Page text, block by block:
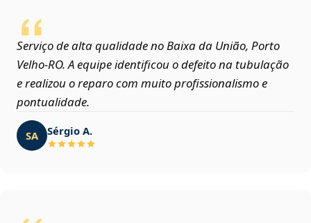
Serviço de alta qualidade no Baixa da União, Porto
Velho‑RO. A equipe identificou o defeito na tubulação
e realizou o reparo com muito profissionalismo e
pontualidade.
SA Sérgio A.